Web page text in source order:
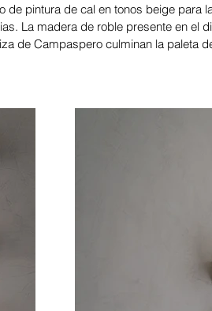
de pintura de cal en tonos beige para
La madera de roble presente en el
de Campaspero culminan la paleta